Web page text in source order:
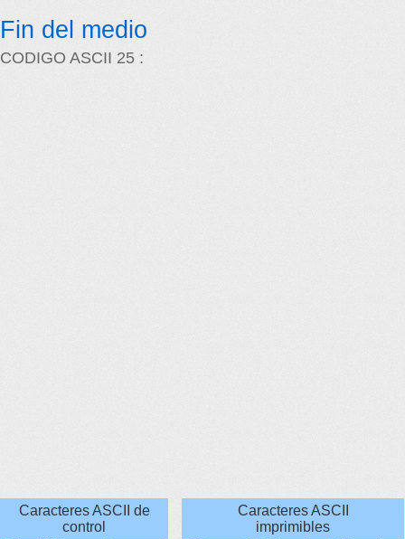
Fin del medio
CODIGO ASCII 25 :
Caracteres ASCII de
control
Caracteres ASCII
imprimibles